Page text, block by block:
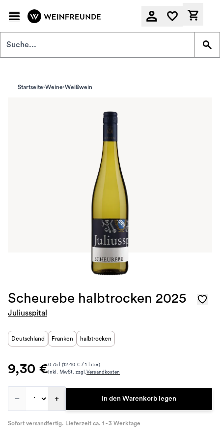
Startseite Weine Weißwein
Scheurebe halbtrocken 2025
Juliusspital
Deutschland Franken halbtrocken
9,30 €0.75 l (12.40 € / 1 Liter)
inkl. MwSt. zzgl.Versandkosten
– + In den Warenkorb legen
Sofort versandfertig. Lieferzeit ca. 1 - 3 Werktage